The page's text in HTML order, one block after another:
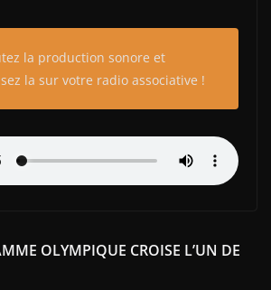
la production sonore et
la sur votre radio associative !
OLYMPIQUE CROISE L’UN DE